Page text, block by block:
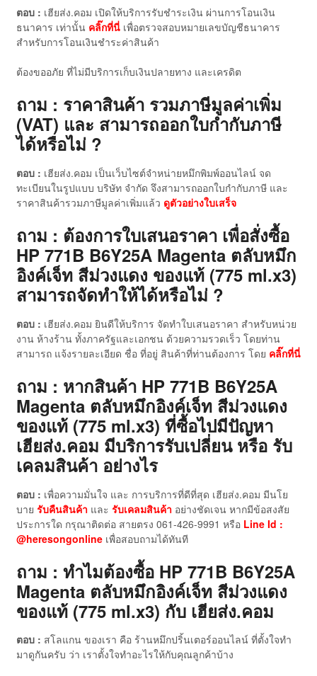
ตอบ : เฮียส่ง.คอม เปิดให้บริการรับชำระเงิน ผ่านการโอนเงิน
ธนาคาร เท่านั้น คลิ๊กที่นี่เพื่อตรวจสอบหมายเลขบัญชีธนาคาร
สำหรับการโอนเงินชำระค่าสินค้า
ต้องขออภัย ที่ไม่มีบริการเก็บเงินปลายทาง และเครดิต
ถาม : ราคาสินค้า รวมภาษีมูลค่าเพิ่ม
(VAT) และ สามารถออกใบกำกับภาษี
ได้หรือไม่ ?
ตอบ : เฮียส่ง.คอม เป็นเว็บไซต์จำหน่ายหมึกพิมพ์ออนไลน์ จด
ทะเบียนในรูปแบบ บริษัท จำกัด จึงสามารถออกใบกำกับภาษี และ
ราคาสินค้ารวมภาษีมูลค่าเพิ่มแล้ว ดูตัวอย่างใบเสร็จ
ถาม : ต้องการใบเสนอราคา เพื่อสั่งซื้อ
HP 771B B6Y25A Magenta ตลับหมึก
อิงค์เจ็ท สีม่วงแดง ของแท้ (775 ml.x3)
สามารถจัดทำให้ได้หรือไม่ ?
ตอบ : เฮียส่ง.คอม ยินดีให้บริการ จัดทำใบเสนอราคา สำหรับหน่วย
งาน ห้างร้าน ทั้งภาครัฐและเอกชน ด้วยความรวดเร็ว โดยท่าน
สามารถ แจ้งรายละเอียด ชื่อ ที่อยู่ สินค้าที่ท่านต้องการ โดย คลิ๊กที่นี่
ถาม : หากสินค้า HP 771B B6Y25A
Magenta ตลับหมึกอิงค์เจ็ท สีม่วงแดง
ของแท้ (775 ml.x3) ที่ซื้อไปมีปัญหา
เฮียส่ง.คอม มีบริการรับเปลี่ยน หรือ รับ
เคลมสินค้า อย่างไร
ตอบ : เพื่อความมั่นใจ และ การบริการที่ดีที่สุด เฮียส่ง.คอม มีนโย
บาย รับคืนสินค้า และ รับเคลมสินค้า อย่างชัดเจน หากมีข้อสงสัย
ประการใด กรุณาติดต่อ สายตรง 061-426-9991 หรือ Line Id :
@heresongonlineเพื่อสอบถามได้ทันที
ถาม : ทำไมต้องซื้อ HP 771B B6Y25A
Magenta ตลับหมึกอิงค์เจ็ท สีม่วงแดง
ของแท้ (775 ml.x3) กับ เฮียส่ง.คอม
ตอบ : สโลแกน ของเรา คือ ร้านหมึกปริ้นเตอร์ออนไลน์ ที่ตั้งใจทำ
มาดูกันครับ ว่า เราตั้งใจทำอะไรให้กับคุณลูกค้าบ้าง